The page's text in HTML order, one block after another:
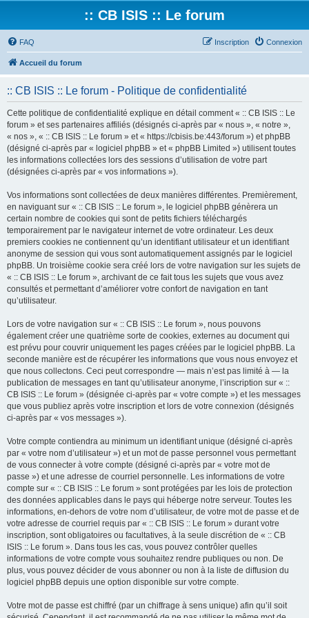
:: CB ISIS :: Le forum
FAQ Connexion
Inscription
Accueil du forum
:: CB ISIS :: Le forum - Politique de confidentialité
Cette politique de confidentialité explique en détail comment « :: CB ISIS :: Le
forum » et ses partenaires affiliés (désignés ci-après par « nous », « notre »,
« nos », « :: CB ISIS :: Le forum » et « https://cbisis.be:443/forum ») et phpBB
(désigné ci-après par « logiciel phpBB » et « phpBB Limited ») utilisent toutes
les informations collectées lors des sessions d’utilisation de votre part
(désignées ci-après par « vos informations »).
Vos informations sont collectées de deux manières différentes. Premièrement,
en naviguant sur « :: CB ISIS :: Le forum », le logiciel phpBB génèrera un
certain nombre de cookies qui sont de petits fichiers téléchargés
temporairement par le navigateur internet de votre ordinateur. Les deux
premiers cookies ne contiennent qu’un identifiant utilisateur et un identifiant
anonyme de session qui vous sont automatiquement assignés par le logiciel
phpBB. Un troisième cookie sera créé lors de votre navigation sur les sujets de
« :: CB ISIS :: Le forum », archivant de ce fait tous les sujets que vous avez
consultés et permettant d’améliorer votre confort de navigation en tant
qu’utilisateur.
Lors de votre navigation sur « :: CB ISIS :: Le forum », nous pouvons
également créer une quatrième sorte de cookies, externes au document qui
est prévu pour couvrir uniquement les pages créées par le logiciel phpBB. La
seconde manière est de récupérer les informations que vous nous envoyez et
que nous collectons. Ceci peut correspondre — mais n’est pas limité à — la
publication de messages en tant qu’utilisateur anonyme, l’inscription sur « ::
CB ISIS :: Le forum » (désignée ci-après par « votre compte ») et les messages
que vous publiez après votre inscription et lors de votre connexion (désignés
ci-après par « vos messages »).
Votre compte contiendra au minimum un identifiant unique (désigné ci-après
par « votre nom d’utilisateur ») et un mot de passe personnel vous permettant
de vous connecter à votre compte (désigné ci-après par « votre mot de
passe ») et une adresse de courriel personnelle. Les informations de votre
compte sur « :: CB ISIS :: Le forum » sont protégées par les lois de protection
des données applicables dans le pays qui héberge notre serveur. Toutes les
informations, en-dehors de votre nom d’utilisateur, de votre mot de passe et de
votre adresse de courriel requis par « :: CB ISIS :: Le forum » durant votre
inscription, sont obligatoires ou facultatives, à la seule discrétion de « :: CB
ISIS :: Le forum ». Dans tous les cas, vous pouvez contrôler quelles
informations de votre compte vous souhaitez rendre publiques ou non. De
plus, vous pouvez décider de vous abonner ou non à la liste de diffusion du
logiciel phpBB depuis une option disponible sur votre compte.
Votre mot de passe est chiffré (par un chiffrage à sens unique) afin qu’il soit